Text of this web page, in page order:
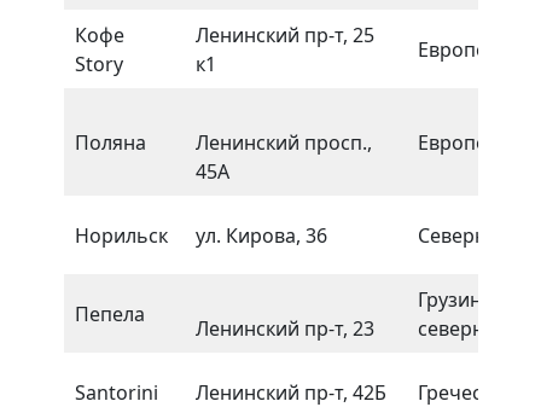
Кофе
Story
Ленинский пр-т, 25
к1
Европейская
Поляна
Ленинский просп.,
45А
Европейская
Норильск ул. Кирова, 36 Северная
Пепела
Ленинский пр-т, 23
Грузинская,
северная
Santorini Ленинский пр-т, 42Б Греческая